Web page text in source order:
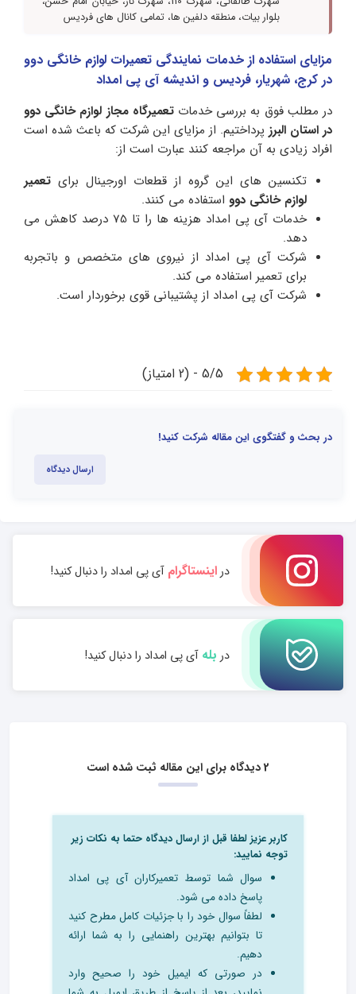
بلوار بیات، منطقه دلفین ها، تمامی کانال های فردیس
مزایای استفاده از خدمات نمایندگی تعمیرات لوازم خانگی دوو
در کرج، شهریار، فردیس و اندیشه آی پی امداد
در مطلب فوق به بررسی خدماتتعمیرگاه مجاز لوازم خانگی دوو
در استان البرز پرداختیم. از مزایای این شرکت که باعث شده است
افراد زیادی به آن مراجعه کنند عبارت است از:
تکنسین های این گروه از قطعات اورجینال برای تعمیر
لوازم خانگی دوو استفاده می کنند.
خدمات آی پی امداد هزینه ها را تا 75 درصد کاهش می
دهد.
شرکت آی پی امداد از نیروی های متخصص و باتجربه
برای تعمیر استفاده می کند.
شرکت آی پی امداد از پشتیبانی قوی برخوردار است.
5/5 - (2 امتیاز)
در بحث و گفتگوی این مقاله شرکت کنید!
ارسال دیدگاه
دراینستاگرامآی پی امداد را دنبال کنید!
در بلهآی پی امداد را دنبال کنید!
2 دیدگاه برای این مقاله ثبت شده است
کاربر عزیز لطفا قبل از ارسال دیدگاه حتما به نکات زیر
توجه نمایید:
سوال شما توسط تعمیرکاران آی پی امداد
پاسخ داده می شود.
لطفاً سوال خود را با جزئیات کامل مطرح کنید
تا بتوانیم بهترین راهنمایی را به شما ارائه
دهیم.
در صورتی که ایمیل خود را صحیح وارد